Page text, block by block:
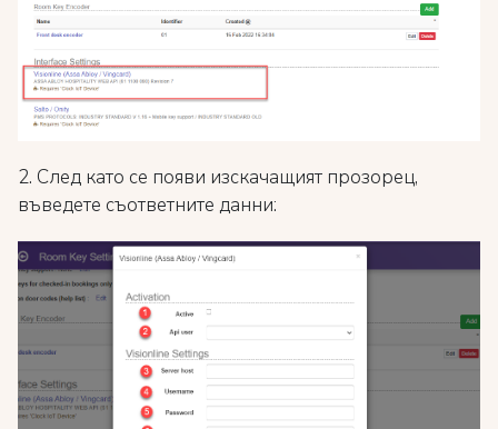
2. След като се появи изскачащият прозорец,
въведете съответните данни: